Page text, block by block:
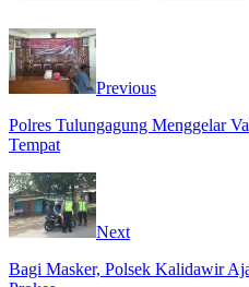
Previous
Polres Tulungagung Menggelar
Tempat
Next
Bagi Masker, Polsek Kalidawir